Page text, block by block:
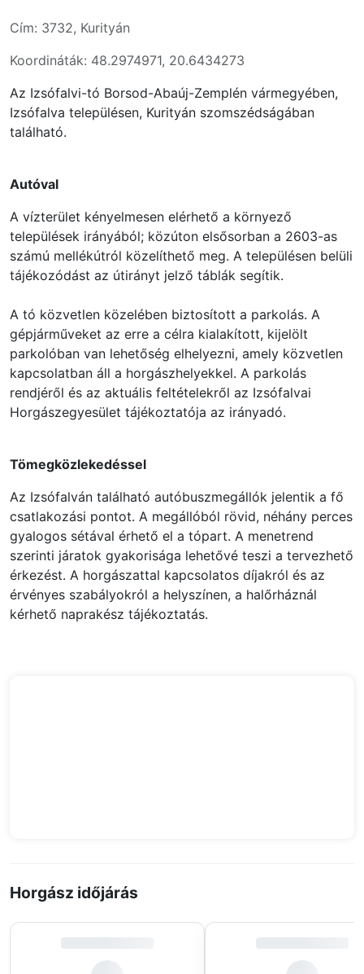
Cím: 3732, Kurityán
Koordináták: 48.2974971, 20.6434273
Az Izsófalvi-tó Borsod-Abaúj-Zemplén vármegyében,
Izsófalva településen, Kurityán szomszédságában
található.
Autóval
A vízterület kényelmesen elérhető a környező
települések irányából; közúton elsősorban a 2603-as
számú mellékútról közelíthető meg. A településen belüli
tájékozódást az útirányt jelző táblák segítik.
A tó közvetlen közelében biztosított a parkolás. A
gépjárműveket az erre a célra kialakított, kijelölt
parkolóban van lehetőség elhelyezni, amely közvetlen
kapcsolatban áll a horgászhelyekkel. A parkolás
rendjéről és az aktuális feltételekről az Izsófalvai
Horgászegyesület tájékoztatója az irányadó.
Tömegközlekedéssel
Az Izsófalván található autóbuszmegállók jelentik a fő
csatlakozási pontot. A megállóból rövid, néhány perces
gyalogos sétával érhető el a tópart. A menetrend
szerinti járatok gyakorisága lehetővé teszi a tervezhető
érkezést. A horgászattal kapcsolatos díjakról és az
érvényes szabályokról a helyszínen, a halőrháznál
kérhető naprakész tájékoztatás.
Horgász időjárás